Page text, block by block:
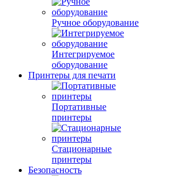
Ручное оборудование
Интегрируемое
оборудование
Принтеры для печати
Портативные
принтеры
Стационарные
принтеры
Безопасность